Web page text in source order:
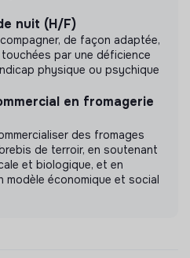
nuit (H/F)
de façon adaptée,
par une déficience
physique ou psychique
en fromagerie
des fromages
de terroir, en soutenant
et biologique, et en
modèle économique et social